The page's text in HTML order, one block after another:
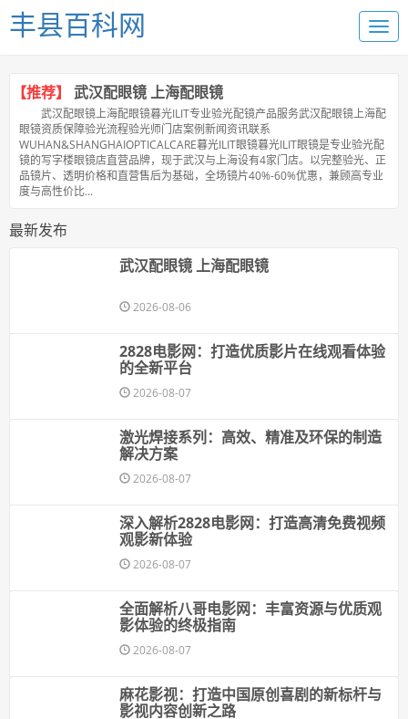
丰县百科网
【推荐】 武汉配眼镜 上海配眼镜
武汉配眼镜上海配眼镜暮光ILIT专业验光配镜产品服务武汉配眼镜上海配
眼镜资质保障验光流程验光师门店案例新闻资讯联系
WUHAN&SHANGHAIOPTICALCARE暮光ILIT眼镜暮光ILIT眼镜是专业验光配
镜的写字楼眼镜店直营品牌，现于武汉与上海设有4家门店。以完整验光、正
品镜片、透明价格和直营售后为基础，全场镜片40%-60%优惠，兼顾高专业
度与高性价比...
最新发布
武汉配眼镜 上海配眼镜
2026-08-06
2828电影网：打造优质影片在线观看体验
的全新平台
2026-08-07
激光焊接系列：高效、精准及环保的制造
解决方案
2026-08-07
深入解析2828电影网：打造高清免费视频
观影新体验
2026-08-07
全面解析八哥电影网：丰富资源与优质观
影体验的终极指南
2026-08-07
麻花影视：打造中国原创喜剧的新标杆与
影视内容创新之路